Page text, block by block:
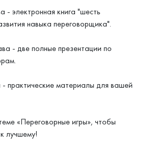
- электронная книга "шесть
навыка переговорщика".
- две полные презентации по
практические материалы для вашей
«Переговорные игры», чтобы
лучшему!